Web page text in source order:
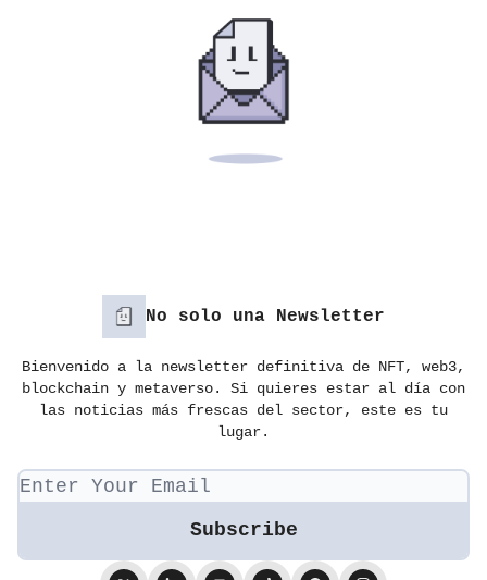
No solo una Newsletter
Bienvenido a la newsletter definitiva de NFT, web3,
blockchain y metaverso. Si quieres estar al día con
las noticias más frescas del sector, este es tu
lugar.